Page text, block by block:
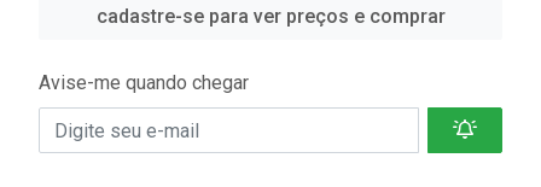
cadastre-se para ver preços e comprar
Avise-me quando chegar